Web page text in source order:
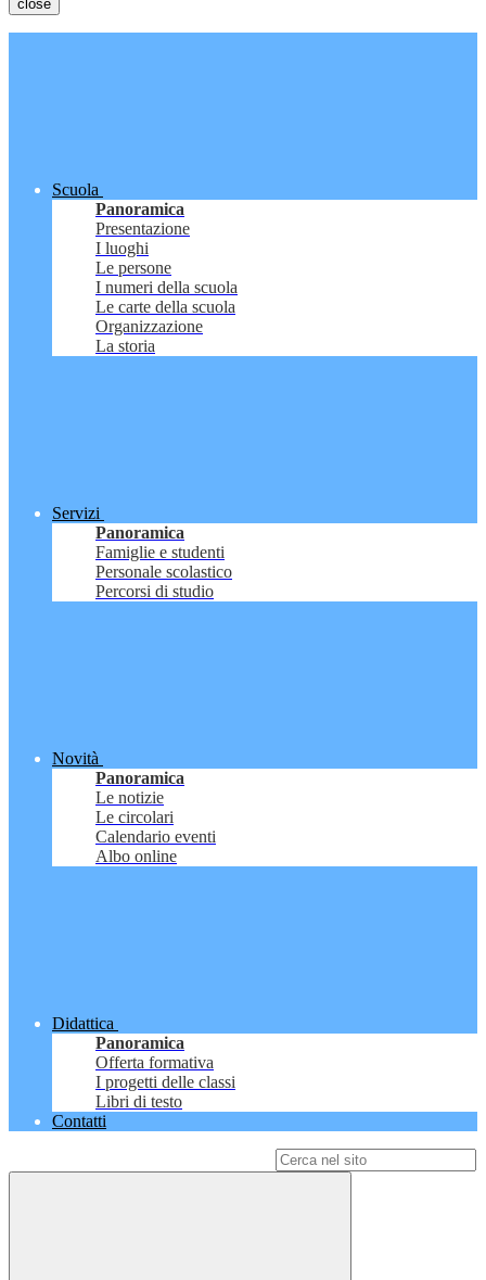
close
Scuola
Panoramica
Presentazione
I luoghi
Le persone
I numeri della scuola
Le carte della scuola
Organizzazione
La storia
Servizi
Panoramica
Famiglie e studenti
Personale scolastico
Percorsi di studio
Novità
Panoramica
Le notizie
Le circolari
Calendario eventi
Albo online
Didattica
Panoramica
Offerta formativa
I progetti delle classi
Libri di testo
Contatti